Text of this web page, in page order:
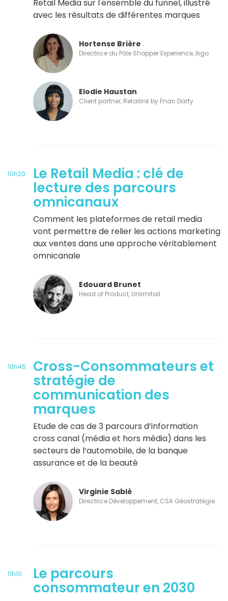
Retail Media sur l'ensemble du funnel, illustré
avec les résultats de différentes marques
Hortense Brière
Directrice du Pôle Shopper Experience, Iligo
Elodie Haustan
Client partner, Retailink by Fnac Darty
10h20 Le Retail Media : clé de
lecture des parcours
omnicanaux
Comment les plateformes de retail media
vont permettre de relier les actions marketing
aux ventes dans une approche véritablement
omnicanale
Edouard Brunet
Head of Product, Unlimitail
10h45 Cross-Consommateurs et
stratégie de
communication des
marques
Etude de cas de 3 parcours d’information
cross canal (média et hors média) dans les
secteurs de l’automobile, de la banque
assurance et de la beauté
Virginie Sablé
Directrice Développement, CSA Géostratégie
11h10 Le parcours
consommateur en 2030